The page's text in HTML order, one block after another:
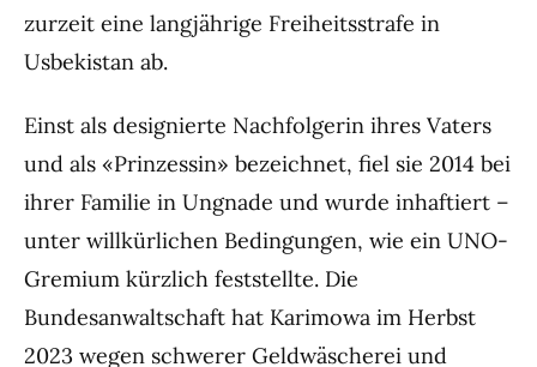
zurzeit eine langjährige Freiheitsstrafe in
Usbekistan ab.
Einst als designierte Nachfolgerin ihres Vaters
und als «Prinzessin» bezeichnet, fiel sie 2014 bei
ihrer Familie in Ungnade und wurde inhaftiert –
unter willkürlichen Bedingungen, wie ein UNO-
Gremium kürzlich feststellte. Die
Bundesanwaltschaft hat Karimowa im Herbst
2023 wegen schwerer Geldwäscherei und